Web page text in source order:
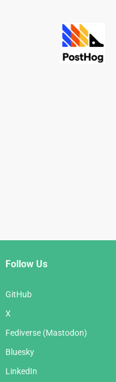
Follow Us
GitHub
X
Fediverse (Mastodon)
Bluesky
LinkedIn